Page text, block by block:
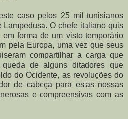
caso pelos 25 mil tunisianos
Lampedusa. O chefe italiano quis
forma de um visto temporário
pela Europa, uma vez que seus
compartilhar a carga que
queda de alguns ditadores que
do Ocidente, as revoluções do
de cabeça para estas nossas
e compreensivas com as